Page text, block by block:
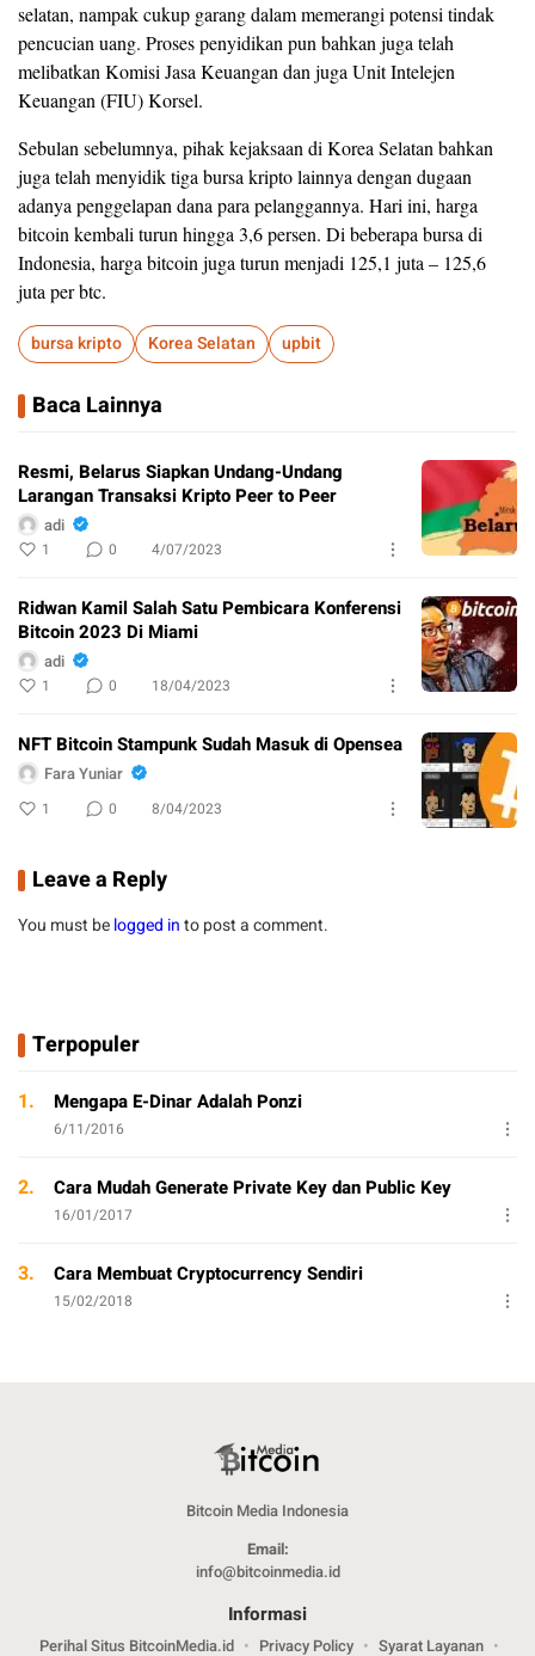
selatan, nampak cukup garang dalam memerangi potensi tindak
pencucian uang. Proses penyidikan pun bahkan juga telah
melibatkan Komisi Jasa Keuangan dan juga Unit Intelejen
Keuangan (FIU) Korsel.
Sebulan sebelumnya, pihak kejaksaan di Korea Selatan bahkan
juga telah menyidik tiga bursa kripto lainnya dengan dugaan
adanya penggelapan dana para pelanggannya. Hari ini, harga
bitcoin kembali turun hingga 3,6 persen. Di beberapa bursa di
Indonesia, harga bitcoin juga turun menjadi 125,1 juta – 125,6
juta per btc.
bursa kripto Korea Selatan upbit
Baca Lainnya
Resmi, Belarus Siapkan Undang-Undang
Larangan Transaksi Kripto Peer to Peer
adi
1 0 4/07/2023
Ridwan Kamil Salah Satu Pembicara Konferensi
Bitcoin 2023 Di Miami
adi
1 0 18/04/2023
NFT Bitcoin Stampunk Sudah Masuk di Opensea
Fara Yuniar
1 0 8/04/2023
Leave a Reply
You must belogged into post a comment.
Terpopuler
1. Mengapa E-Dinar Adalah Ponzi
6/11/2016
2. Cara Mudah Generate Private Key dan Public Key
16/01/2017
3. Cara Membuat Cryptocurrency Sendiri
15/02/2018
Bitcoin Media Indonesia
Email:
info@bitcoinmedia.id
Informasi
Perihal Situs BitcoinMedia.id Privacy Policy Syarat Layanan